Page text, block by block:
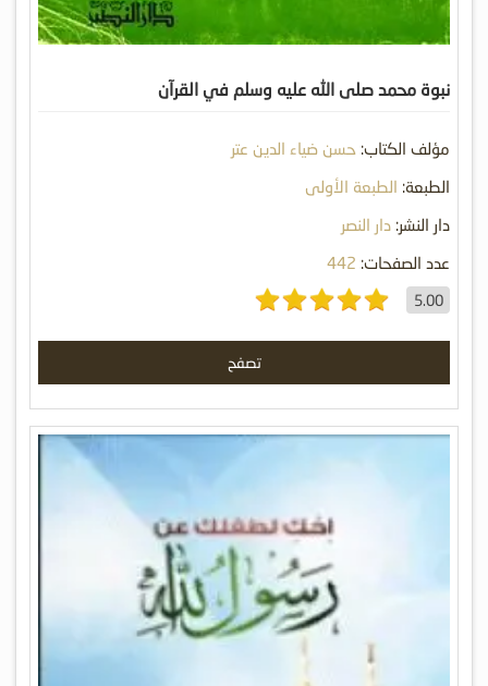
نبوة محمد صلى الله عليه وسلم في القرآن
مؤلف الكتاب: حسن ضياء الدين عتر
الطبعة: الطبعة الأولى
دار النشر: دار النصر
عدد الصفحات: 442
5.00
تصفح